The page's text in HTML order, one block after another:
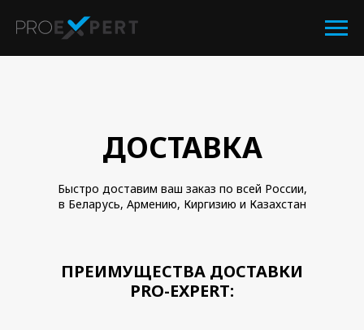
ДОСТАВКА
Быстро доставим ваш заказ по всей России,
в Беларусь, Армению, Киргизию и Казахстан
ПРЕИМУЩЕСТВА ДОСТАВКИ
PRO-EXPERT: